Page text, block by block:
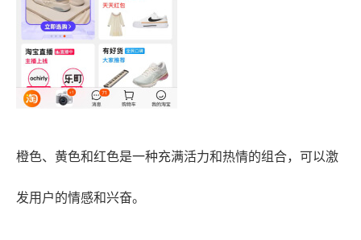
橙色、黄色和红色是一种充满活力和热情的组合，可以激
发用户的情感和兴奋。